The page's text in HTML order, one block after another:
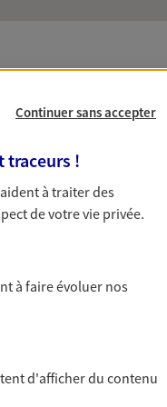
sous-
Que vous
d'agences AXA à
Continuer sans accepter
traceurs !
à traiter des
de votre vie privée.
à faire évoluer nos
d'afficher du contenu